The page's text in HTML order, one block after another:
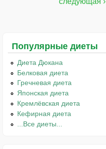
Популярные диеты
Диета Дюкана
Белковая диета
Гречневая диета
Японская диета
Кремлёвская диета
Кефирная диета
...Все диеты...